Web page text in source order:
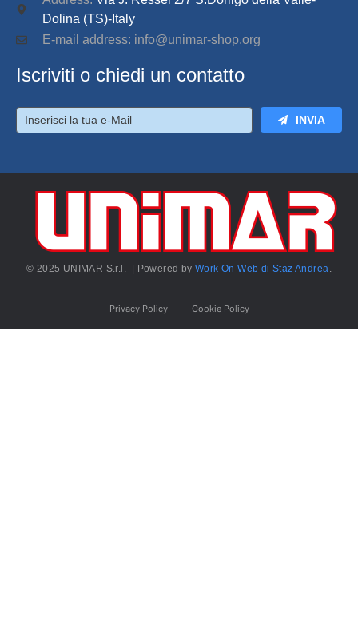
Dolina (TS)-Italy
E-mail address: info@unimar-shop.org
Iscriviti o chiedi un contatto
INVIA
© 2025 UNIMAR S.r.l. | Powered byWork On Web di Staz Andrea.
Privacy Policy Cookie Policy